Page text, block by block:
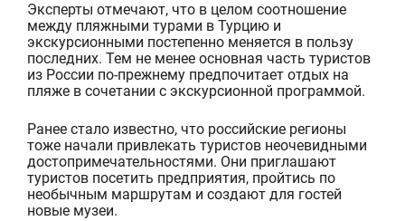
Эксперты отмечают, что в целом соотношение
между пляжными турами в Турцию и
экскурсионными постепенно меняется в пользу
последних. Тем не менееосновная часть туристов
из России по-прежнемупредпочитает отдыхна
пляже в сочетании с экскурсионной программой.
Ранее стало известно, что российские регионы
тоже начали привлекать туристов неочевидными
достопримечательностями. Они приглашают
туристов посетить предприятия, пройтись по
необычным маршрутам и создают для гостей
новые музеи.